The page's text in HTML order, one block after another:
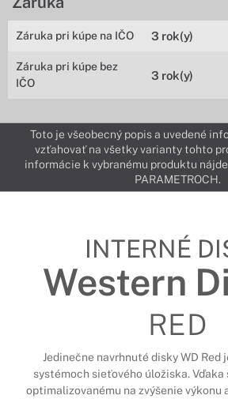
Záruka pri kúpe na IČO 3 rok(y)
Záruka pri kúpe bez
IČO
3 rok(y)
Toto je všeobecný popis a uvedené
vzťahovať na všetky varianty tohto
informácie k vybranému produktu
PARAMETROCH.
INTERNÉ
Western
RED
Jedinečne navrhnuté disky WD Red
systémoch sieťového úložiska.
optimalizovanému na zvýšenie výkonu